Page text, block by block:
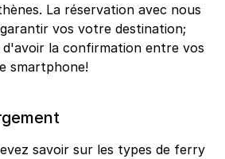
La réservation avec nous
vos votre destination;
d'avoir la confirmation entre vos
smartphone!
savoir sur les types de ferry